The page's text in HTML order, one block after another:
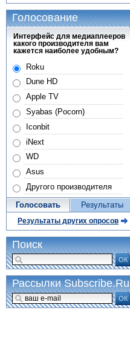
Голосование
Интерфейс для медиаплееров
какого производителя вам
кажется наиболее удобным?
Roku
Dune HD
Apple TV
Syabas (Pocorn)
Iconbit
iNext
WD
Asus
Другого производителя
Голосовать Результаты
Результаты других опросов
Поиск
ОК
Рассылки Subscribe.Ru
ОК